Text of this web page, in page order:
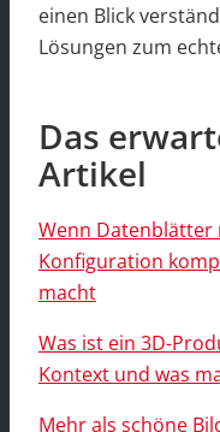
einen Blick
Lösungen zum
Das
Artikel
Wenn Datenblätter
Konfiguration
macht
Was ist ein 3D-
Kontext und was
Mehr als schöne